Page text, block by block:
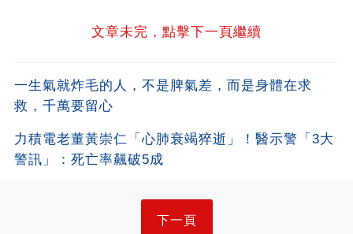
文章未完，點擊下一頁繼續
一生氣就炸毛的人，不是脾氣差，而是身體在求
救，千萬要留心
力積電老董黃崇仁「心肺衰竭猝逝」！醫示警「3大
警訊」：死亡率飆破5成
下一頁